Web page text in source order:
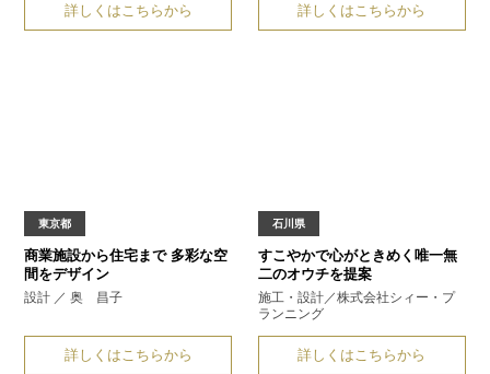
詳しくはこちらから 詳しくはこちらから
東京都
商業施設から住宅まで 多彩な空
間をデザイン
設計 ／ 奥 昌子
詳しくはこちらから
石川県
すこやかで心がときめく 唯一無
二のオウチを提案
施工・設計／株式会社シィー・ プ
ランニング
詳しくはこちらから